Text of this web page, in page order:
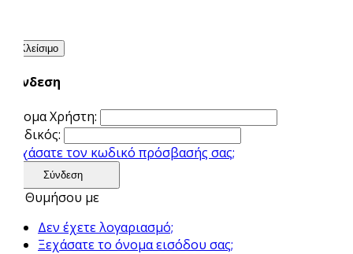
Κλείσιμο
Σύνδεση
Όνομα Χρήστη:
Κωδικός:
Ξεχάσατε τον κωδικό πρόσβασής σας;
Σύνδεση
Θυμήσου με
Δεν έχετε λογαριασμό;
Ξεχάσατε το όνομα εισόδου σας;